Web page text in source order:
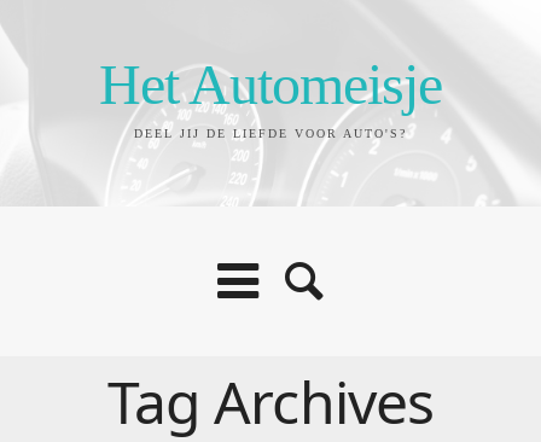
Het Automeisje
DEEL JIJ DE LIEFDE VOOR AUTO'S?
Tag Archives